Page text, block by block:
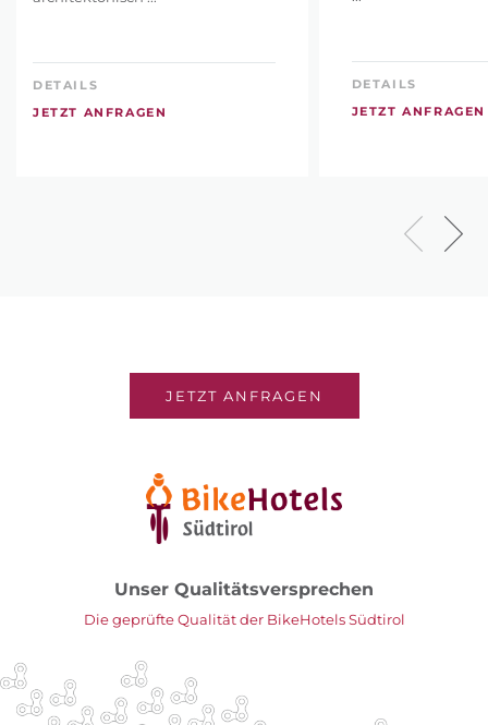
DETAILS
JETZT ANFRAGEN
DETAILS
JETZT ANFRAGEN
JETZT ANFRAGEN
Unser Qualitätsversprechen
Die geprüfte Qualität der BikeHotels Südtirol